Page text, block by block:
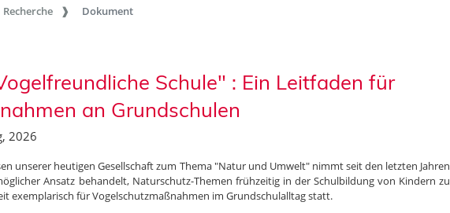
Recherche Dokument
Schule" : Ein Leitfaden für
an Grundschulen
2026
unserer heutigen Gesellschaft zum Thema "Natur und Umwelt" nimmt seit den letzten Jahren
Ansatz behandelt, Naturschutz-Themen frühzeitig in der Schulbildung von Kindern zu
exemplarisch für Vogelschutzmaßnahmen im Grundschulalltag statt.